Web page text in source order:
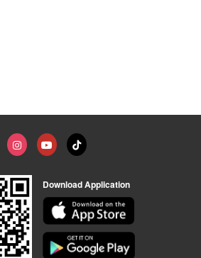
Download Application